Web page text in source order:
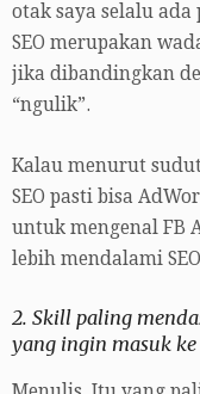
otak saya selalu ada
SEO merupakan
jika dibandingkan
“ngulik”.
Kalau menurut
SEO pasti bisa
untuk mengenal FB
lebih mendalami
2. Skill paling
yang ingin masuk ke